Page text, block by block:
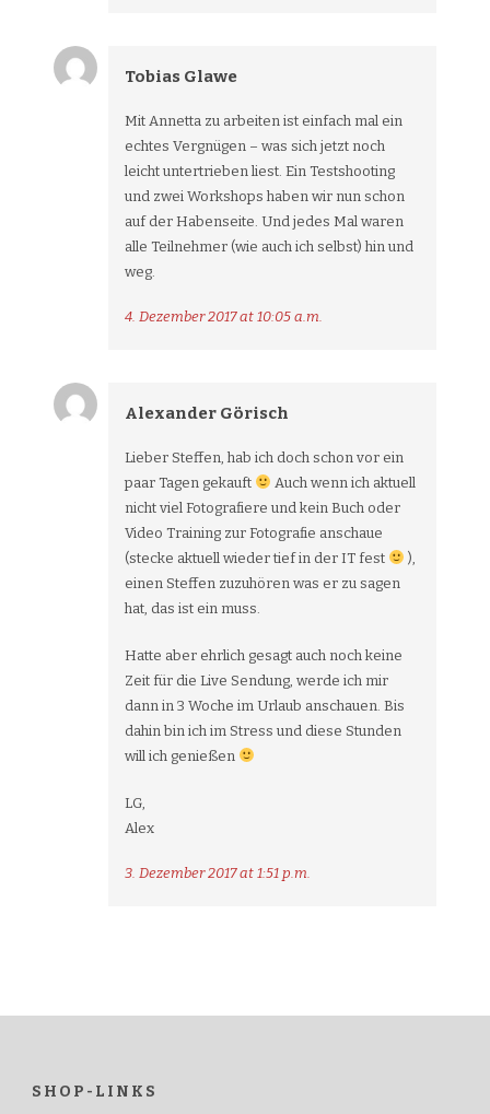
Tobias Glawe
Mit Annetta zu arbeiten ist einfach mal ein
echtes Vergnügen – was sich jetzt noch
leicht untertrieben liest. Ein Testshooting
und zwei Workshops haben wir nun schon
auf der Habenseite. Und jedes Mal waren
alle Teilnehmer (wie auch ich selbst) hin und
weg.
4. Dezember 2017 at 10:05 a.m.
Alexander Görisch
Lieber Steffen, hab ich doch schon vor ein
paar Tagen gekauft
Auch wenn ich aktuell
nicht viel Fotografiere und kein Buch oder
Video Training zur Fotografie anschaue
(stecke aktuell wieder tief in der IT fest
),
einen Steffen zuzuhören was er zu sagen
hat, das ist ein muss.
Hatte aber ehrlich gesagt auch noch keine
Zeit für die Live Sendung, werde ich mir
dann in 3 Woche im Urlaub anschauen. Bis
dahin bin ich im Stress und diese Stunden
will ich genießen
LG,
Alex
3. Dezember 2017 at 1:51 p.m.
SHOP-LINKS